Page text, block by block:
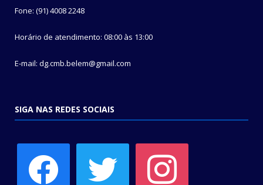
Fone: (91) 4008 2248
Horário de atendimento: 08:00 às 13:00
E-mail: dg.cmb.belem@gmail.com
SIGA NAS REDES SOCIAIS